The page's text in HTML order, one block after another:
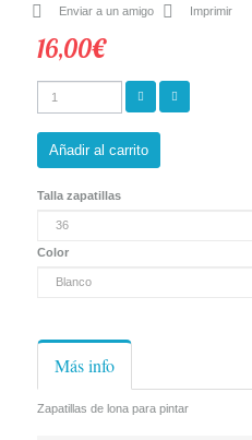
Enviar a un amigo Imprimir
16,00€
Añadir al carrito
Talla zapatillas
Color
Más info
Zapatillas de lona para pintar